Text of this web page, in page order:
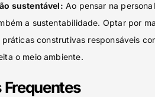
sustentável: Ao pensar na
a sustentabilidade. Optar por
construtivas responsáveis
o meio ambiente.
Frequentes